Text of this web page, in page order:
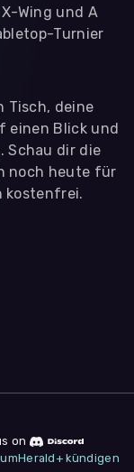
Wing und A
Turnier
Tisch, deine
einen Blick und
Schau dir die
noch heute für
kostenfrei.
on
Herald+ kündigen